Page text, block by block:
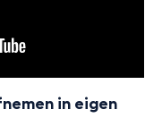
in eigen